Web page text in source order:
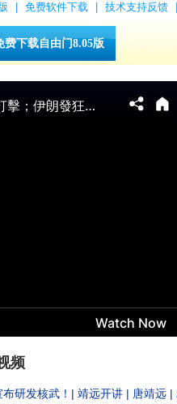
免费软件下载 技术支持反馈
费下载自由门8.05版
频
靖远开讲 | 唐靖远 | 2026.08.05 #中